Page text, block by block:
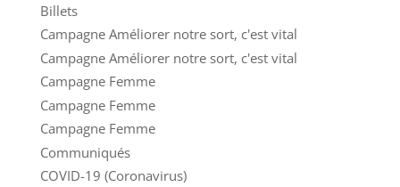
Billets
Campagne Améliorer notre sort, c'est vital
Campagne Améliorer notre sort, c'est vital
Campagne Femme
Campagne Femme
Campagne Femme
Communiqués
COVID-19 (Coronavirus)